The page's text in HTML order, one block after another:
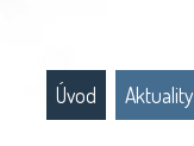
Úvod Aktuality